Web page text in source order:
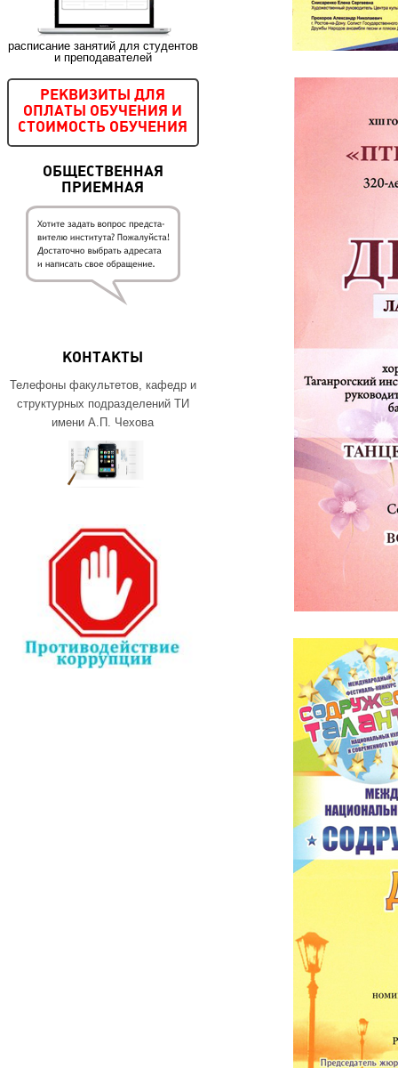
расписание занятий для студентов
и преподавателей
РЕКВИЗИТЫ ДЛЯ
ОПЛАТЫ ОБУЧЕНИЯ И
СТОИМОСТЬ ОБУЧЕНИЯ
ОБЩЕСТВЕННАЯ
ПРИЕМНАЯ
КОНТАКТЫ
Телефоны факультетов, кафедр и
структурных подразделений ТИ
имени А.П. Чехова